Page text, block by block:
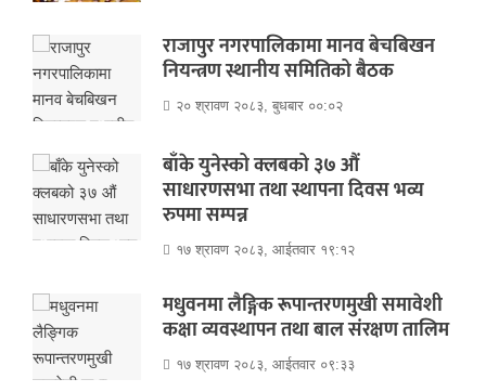
राजापुर नगरपालिकामा मानव बेचबिखन
नियन्त्रण स्थानीय समितिको बैठक
२० श्रावण २०८३, बुधबार ००:०२
बाँके युनेस्को क्लबको ३७ औं
साधारणसभा तथा स्थापना दिवस भव्य
रुपमा सम्पन्न
१७ श्रावण २०८३, आईतवार १९:१२
मधुवनमा लैङ्गिक रूपान्तरणमुखी समावेशी
कक्षा व्यवस्थापन तथा बाल संरक्षण तालिम
१७ श्रावण २०८३, आईतवार ०९:३३